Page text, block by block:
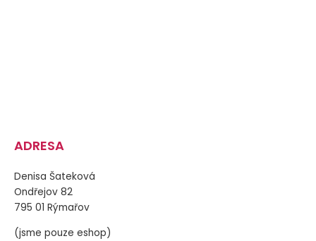
ADRESA
Denisa Šateková
Ondřejov 82
795 01 Rýmařov
(jsme pouze eshop)